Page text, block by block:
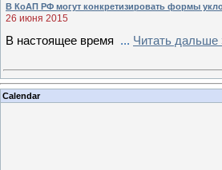
В КоАП РФ могут конкретизировать формы
26 июня 2015
В настоящее время ... Читать дальше
Calendar